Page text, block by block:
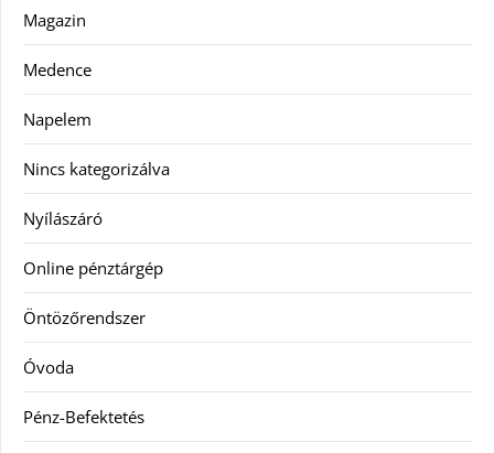
Magazin
Medence
Napelem
Nincs kategorizálva
Nyílászáró
Online pénztárgép
Öntözőrendszer
Óvoda
Pénz-Befektetés